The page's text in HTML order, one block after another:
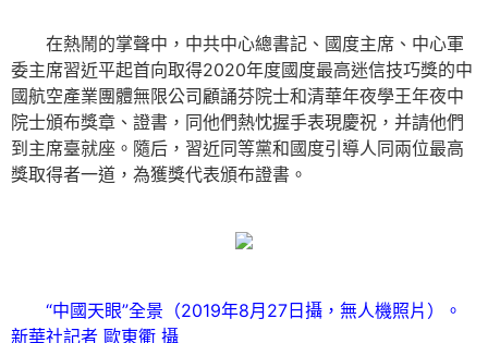
在熱鬧的掌聲中，中共中心總書記、國度主席、中心軍
委主席習近平起首向取得2020年度國度最高迷信技巧獎的中
國航空產業團體無限公司顧誦芬院士和清華年夜學王年夜中
院士頒布獎章、證書，同他們熱忱握手表現慶祝，并請他們
到主席臺就座。隨后，習近同等黨和國度引導人同兩位最高
獎取得者一道，為獲獎代表頒布證書。
“中國天眼”全景（2019年8月27日攝，無人機照片）。
新華社記者 歐東衢 攝